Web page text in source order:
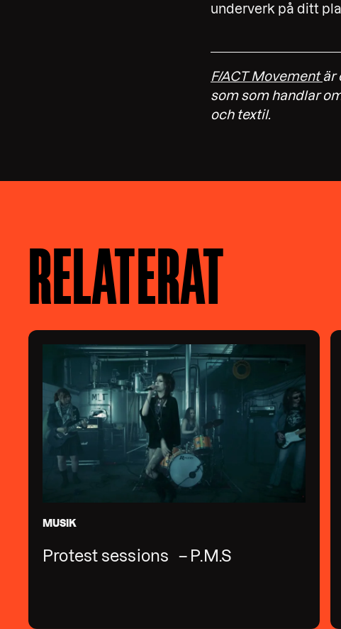
underverk på ditt
F/ACT Movement är
som som handlar
och textil.
RELATERAT
MUSIK
Protest sessions – P.M.S